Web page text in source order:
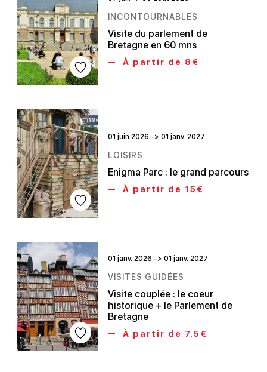
INCONTOURNABLES
Visite du parlement de
Bretagne en 60 mns
À partir de 8€
01 juin 2026 -> 01 janv. 2027
LOISIRS
Enigma Parc : le grand parcours
À partir de 15€
01 janv. 2026 -> 01 janv. 2027
VISITES GUIDÉES
Visite couplée : le coeur
historique + le Parlement de
Bretagne
À partir de 7.5€